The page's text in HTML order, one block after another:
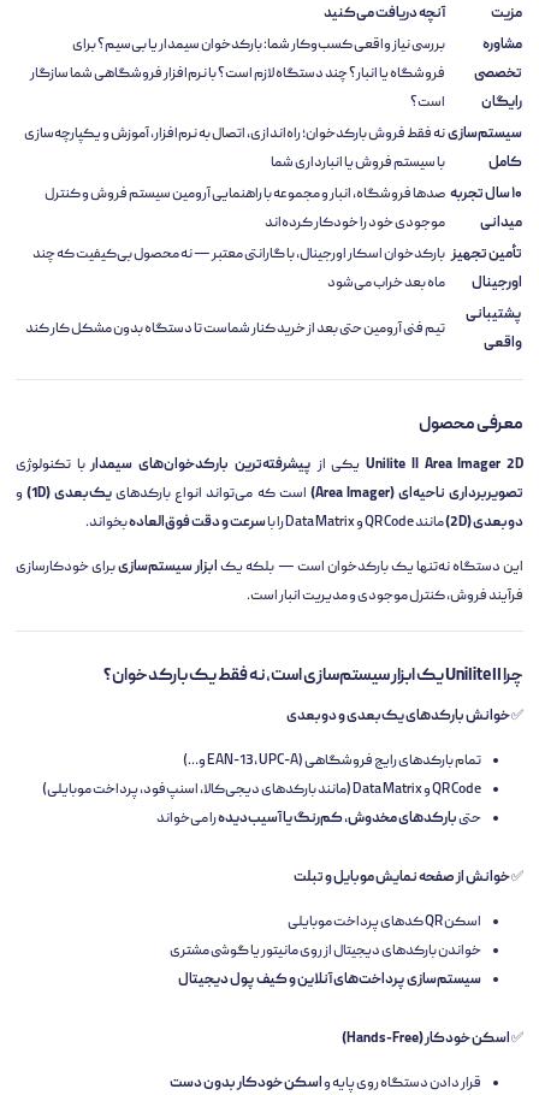
مزیت
آنچه دریافت می‌کنید
مشاوره
تخصصی
رایگان
بررسی نیاز واقعی کسب‌وکار شما: بارکدخوان سیمدار یا بی‌سیم؟ برای
فروشگاه یا انبار؟ چند دستگاه لازم است؟ با نرم‌افزار فروشگاهی شما سازگار
است؟
سیستم‌سازی
کامل
نه فقط فروش بارکدخوان؛ راه‌اندازی، اتصال به نرم‌افزار، آموزش و یکپارچه‌سازی
با سیستم فروش یا انبارداری شما
۱۰ سال تجربه
میدانی
صدها فروشگاه، انبار و مجموعه با راهنمایی آرومین سیستم فروش و کنترل
موجودی خود را خودکار کرده‌اند
تأمین تجهیز
اورجینال
بارکدخوان اسکار اورجینال، با گارانتی معتبر — نه محصول بی‌کیفیت که چند
ماه بعد خراب می‌شود
پشتیبانی
واقعی
تیم فنی آرومین حتی بعد از خرید کنار شماست تا دستگاه بدون مشکل کار کند
معرفی محصول
Unilite II Area Imager 2Dیکی از پیشرفته‌ترین بارکدخوان‌های سیمداربا تکنولوژی
تصویربرداری ناحیه‌ای (Area Imager)
است که می‌تواند انواع بارکدهاییک‌بعدی (1D)
و
دوبعدی (2D)
مانند QR Code و Data Matrix را با سرعت و دقت فوق‌العادهبخواند.
این دستگاه نه‌تنها یک بارکدخوان است — بلکه یکابزار سیستم‌سازیبرای خودکارسازی
فرآیند فروش، کنترل موجودی و مدیریت انبار است.
چرا Unilite II یک ابزار سیستم‌سازی است، نه فقط یک بارکدخوان؟
✅خوانش بارکدهای یک‌بعدی و دوبعدی
تمام بارکدهای رایج فروشگاهی (EAN-13, UPC-A و…)
QR Code و Data Matrix (مانند بارکدهای دیجی‌کالا، اسنپ‌فود، پرداخت موبایلی)
حتیبارکدهای مخدوش، کم‌رنگ یا آسیب‌دیدهرا می‌خواند
✅خوانش از صفحه نمایش موبایل و تبلت
اسکن QR کدهای پرداخت موبایلی
خواندن بارکدهای دیجیتال از روی مانیتور یا گوشی مشتری
سیستم‌سازی پرداخت‌های آنلاین و کیف پول دیجیتال
✅اسکن خودکار (Hands-Free)
قرار دادن دستگاه روی پایه واسکن خودکار بدون دست